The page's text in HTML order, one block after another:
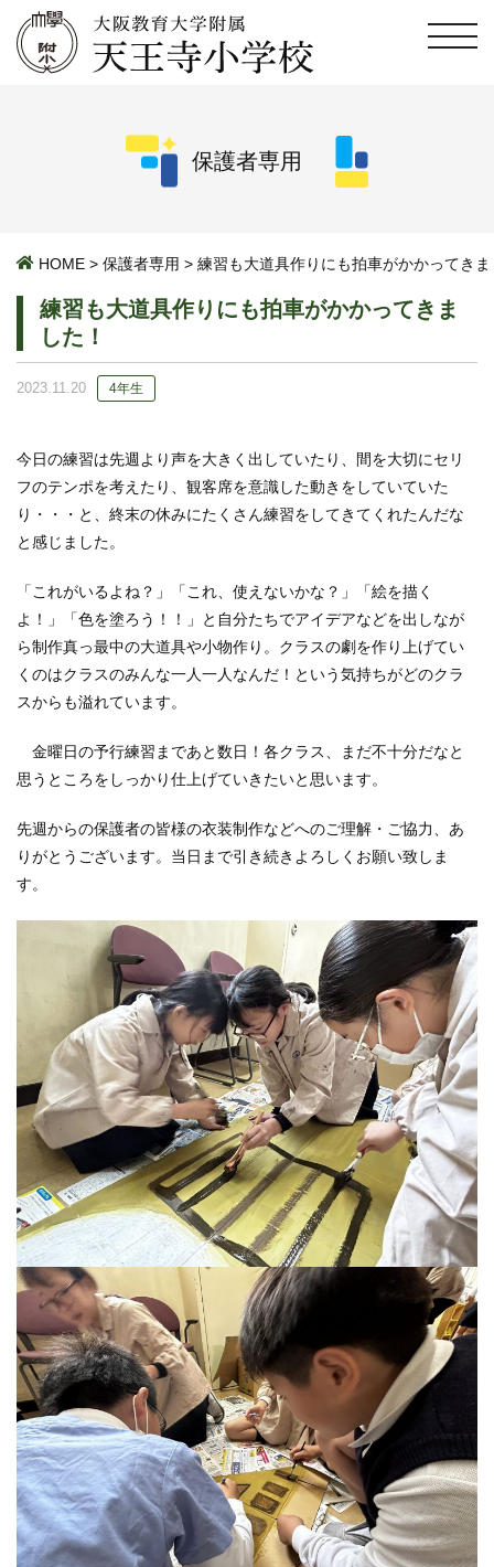
保護者専用
HOME > 保護者専用 > 練習も大道具作りにも拍車がかかってき
練習も大道具作りにも拍車がかかってきま
した！
2023.11.20 4年生
今日の練習は先週より声を大きく出していたり、間を大切にセリ
フのテンポを考えたり、観客席を意識した動きをしていていた
り・・・と、終末の休みにたくさん練習をしてきてくれたんだな
と感じました。
「これがいるよね？」「これ、使えないかな？」「絵を描く
よ！」「色を塗ろう！！」と自分たちでアイデアなどを出しなが
ら制作真っ最中の大道具や小物作り。クラスの劇を作り上げてい
くのはクラスのみんな一人一人なんだ！という気持ちがどのクラ
スからも溢れています。
金曜日の予行練習まであと数日！各クラス、まだ不十分だなと
思うところをしっかり仕上げていきたいと思います。
先週からの保護者の皆様の衣装制作などへのご理解・ご協力、あ
りがとうございます。当日まで引き続きよろしくお願い致しま
す。